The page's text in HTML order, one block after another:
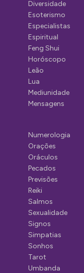
Diversidade
Esoterismo
Especialistas
Espiritual
Feng Shui
Horóscopo
Leão
Lua
Mediunidade
Mensagens
Numerologia
Orações
Oráculos
Pecados
Previsões
Reiki
Salmos
Sexualidade
Signos
Simpatias
Sonhos
Tarot
Umbanda